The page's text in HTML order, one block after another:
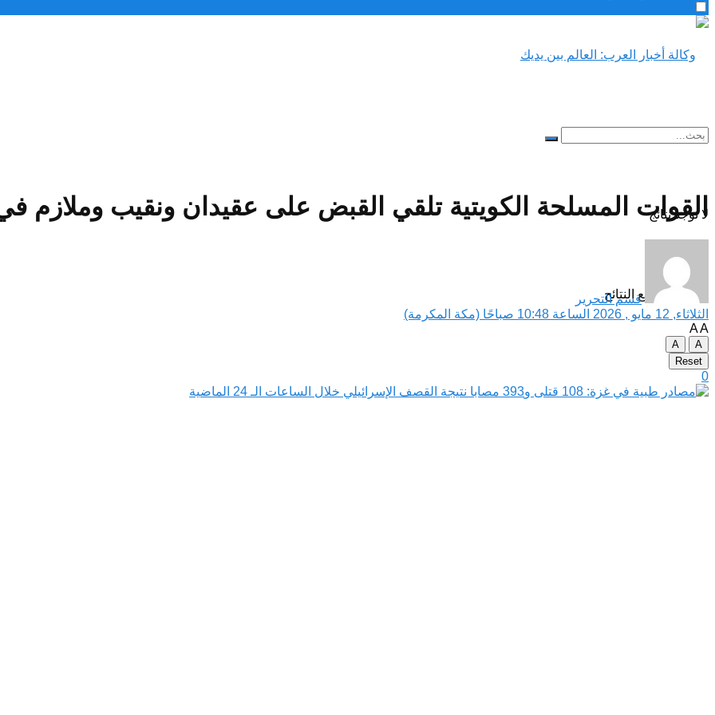
لا توجد نتائج
مشاهدة جميع النتائح
القوات المسلحة الكويتية تلقي القبض على عقيدان ونقيب وملازم
قسم التحرير
الثلاثاء, 12 مايو , 2026 الساعة 10:48 صباحًا (مكة المكرمة)
AA
A
A
Reset
0